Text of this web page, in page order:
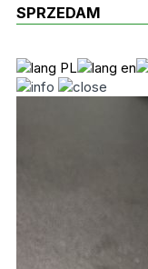
SPRZEDAM